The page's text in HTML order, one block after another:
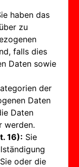
haben das
zu
falls dies
Daten sowie
der
Daten
Daten
werden.
16): Sie
oder die